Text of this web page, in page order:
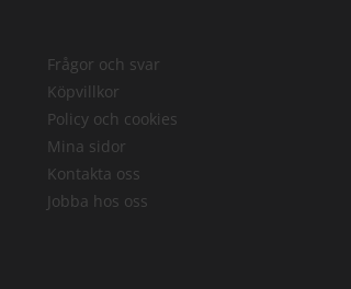
Frågor och svar
Köpvillkor
Policy och cookies
Mina sidor
Kontakta oss
Jobba hos oss